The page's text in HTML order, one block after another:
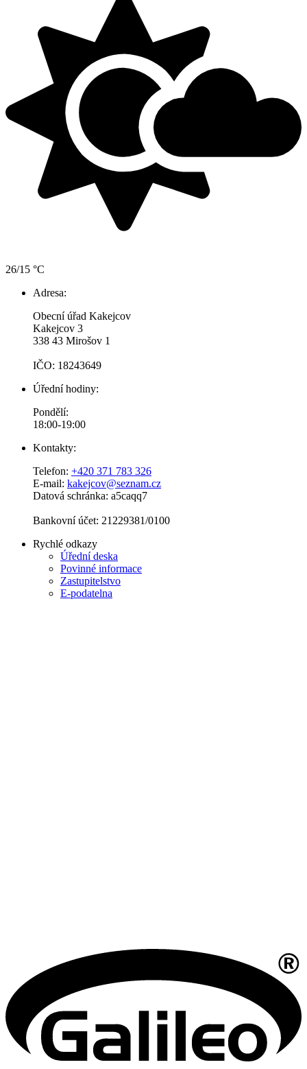
26/15 °C
Adresa:
Obecní úřad Kakejcov
Kakejcov 3
338 43 Mirošov 1
IČO: 18243649
Úřední hodiny:
Pondělí:
18:00-19:00
Kontakty:
Telefon: +420 371 783 326
E-mail: kakejcov@seznam.cz
Datová schránka: a5caqq7
Bankovní účet: 21229381/0100
Rychlé odkazy
Úřední deska
Povinné informace
Zastupitelstvo
E-podatelna